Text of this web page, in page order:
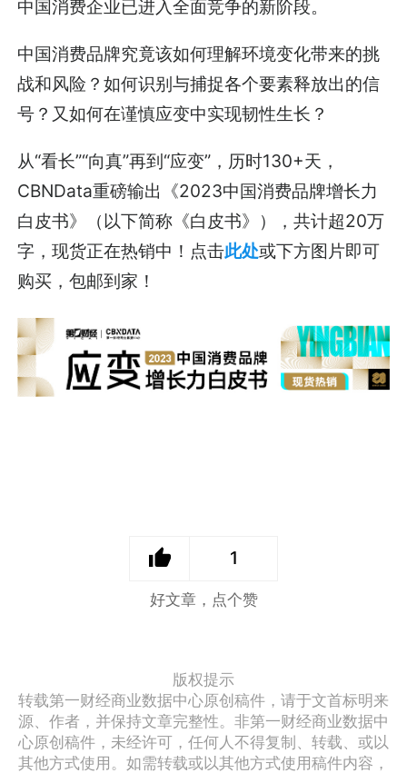
中国消费企业已进入全面竞争的新阶段。
中国消费品牌究竟该如何理解环境变化带来的挑
战和风险？如何识别与捕捉各个要素释放出的信
号？又如何在谨慎应变中实现韧性生长？
从“看长”“向真”再到“应变”，历时130+天，
CBNData重磅输出《2023中国消费品牌增长力
白皮书》（以下简称《白皮书》），共计超20万
字，现货正在热销中！点击此处或下方图片即可
购买，包邮到家！
1
好文章，点个赞
版权提示
转载第一财经商业数据中心原创稿件，请于文首标明来
源、作者，并保持文章完整性。非第一财经商业数据中
心原创稿件，未经许可，任何人不得复制、转载、或以
其他方式使用。如需转载或以其他方式使用稿件内容，